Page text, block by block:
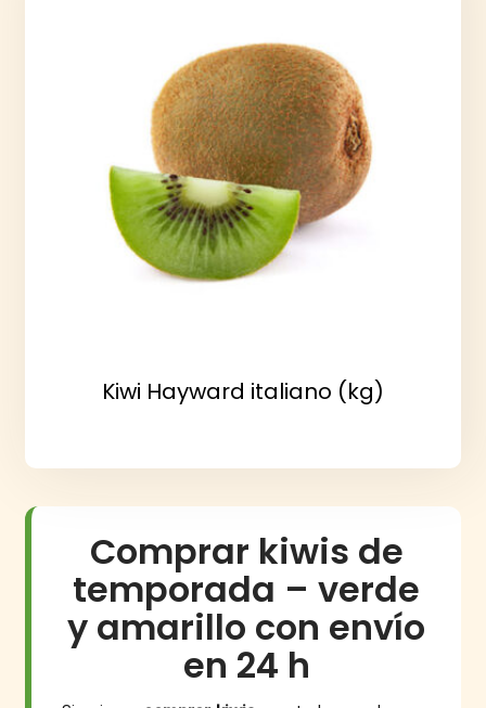
Kiwi Hayward italiano (kg)
Comprar kiwis de
temporada – verde
y amarillo con envío
en 24 h